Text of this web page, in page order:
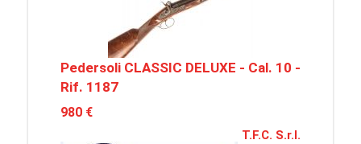
Pedersoli CLASSIC DELUXE - Cal. 10 -
Rif. 1187
980 €
T.F.C. S.r.l.